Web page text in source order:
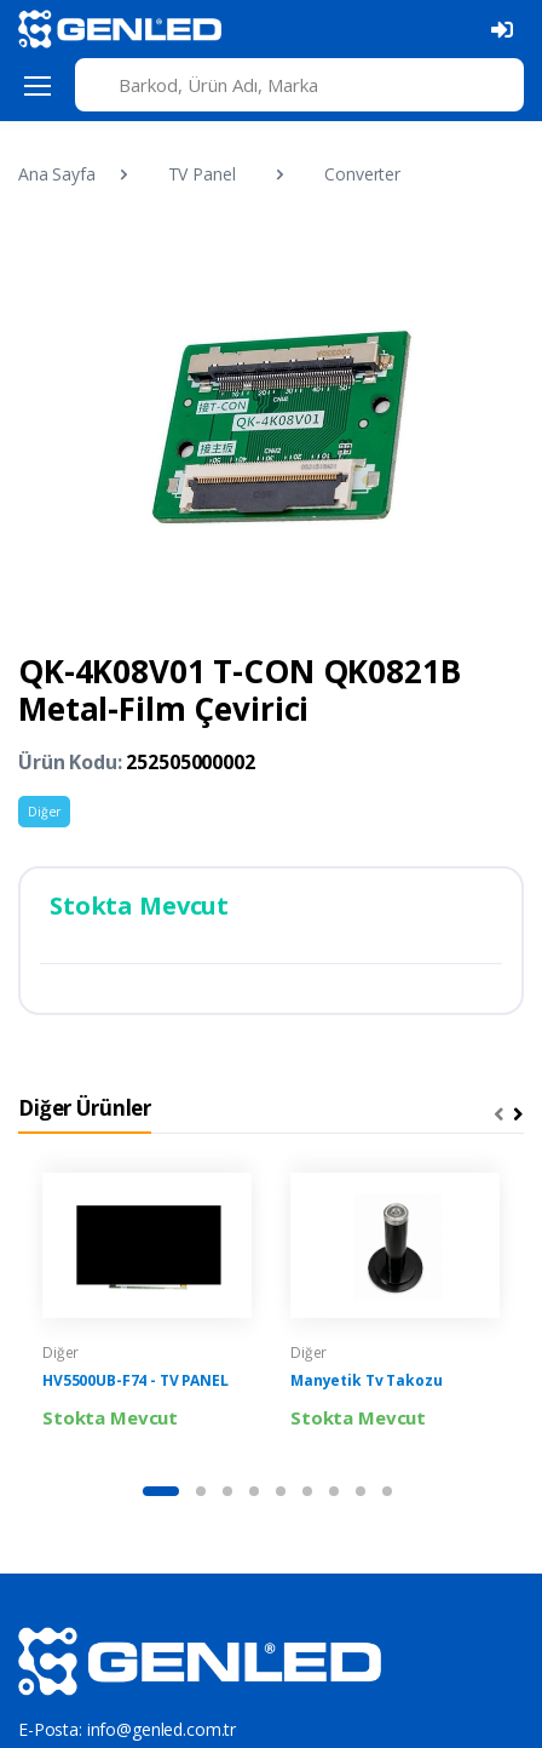
Ana Sayfa TV Panel Converter
QK-4K08V01 T-CON QK0821B
Metal-Film Çevirici
Ürün Kodu:252505000002
Diğer
Stokta Mevcut
Diğer Ürünler
Diğer
HV5500UB-F74 - TV PANEL
Stokta Mevcut
Diğer
Manyetik Tv Takozu
Stokta Mevcut
E-Posta: info@genled.com.tr